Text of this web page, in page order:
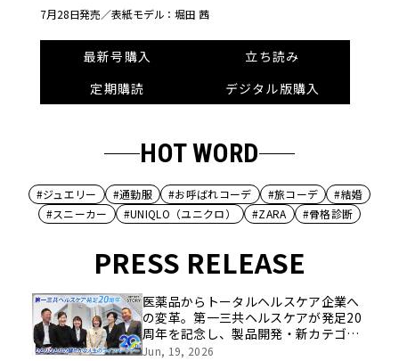
7月28日発売／表紙モデル：堀田 茜
最新号購入
立ち読み
定期購読
デジタル版購入
HOT WORD
#ジュエリー #通勤服 #お呼ばれコーデ #旅コーデ
#結婚
#スニーカー
#UNIQLO（ユニクロ） #ZARA #骨格診断
PRESS RELEASE
医薬品からトータルヘルスケア企業へ
の変革。第一三共ヘルスケアが発足20
周年を記念し、製品開発・新カテゴリ
挑戦の舞台や旧社統合時のエピソード
Jun, 19, 2026